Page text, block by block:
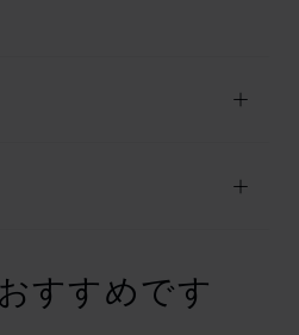
すすめです